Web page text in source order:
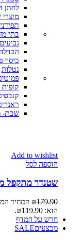
לחתן
מוצרי
בתי
גביעים
כיסוי
נטלות
שבת-
Add to wishlist
הוספה לסל
שטנדר מתקפל
₪179.90 המחיר
הוא: ₪119.90.
חדש על המדף
מבצעיםSALE